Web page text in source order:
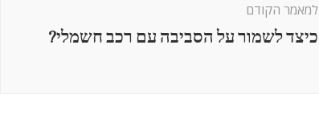
למאמר הקודם
כיצד לשמור על הסביבה עם רכב חשמלי?